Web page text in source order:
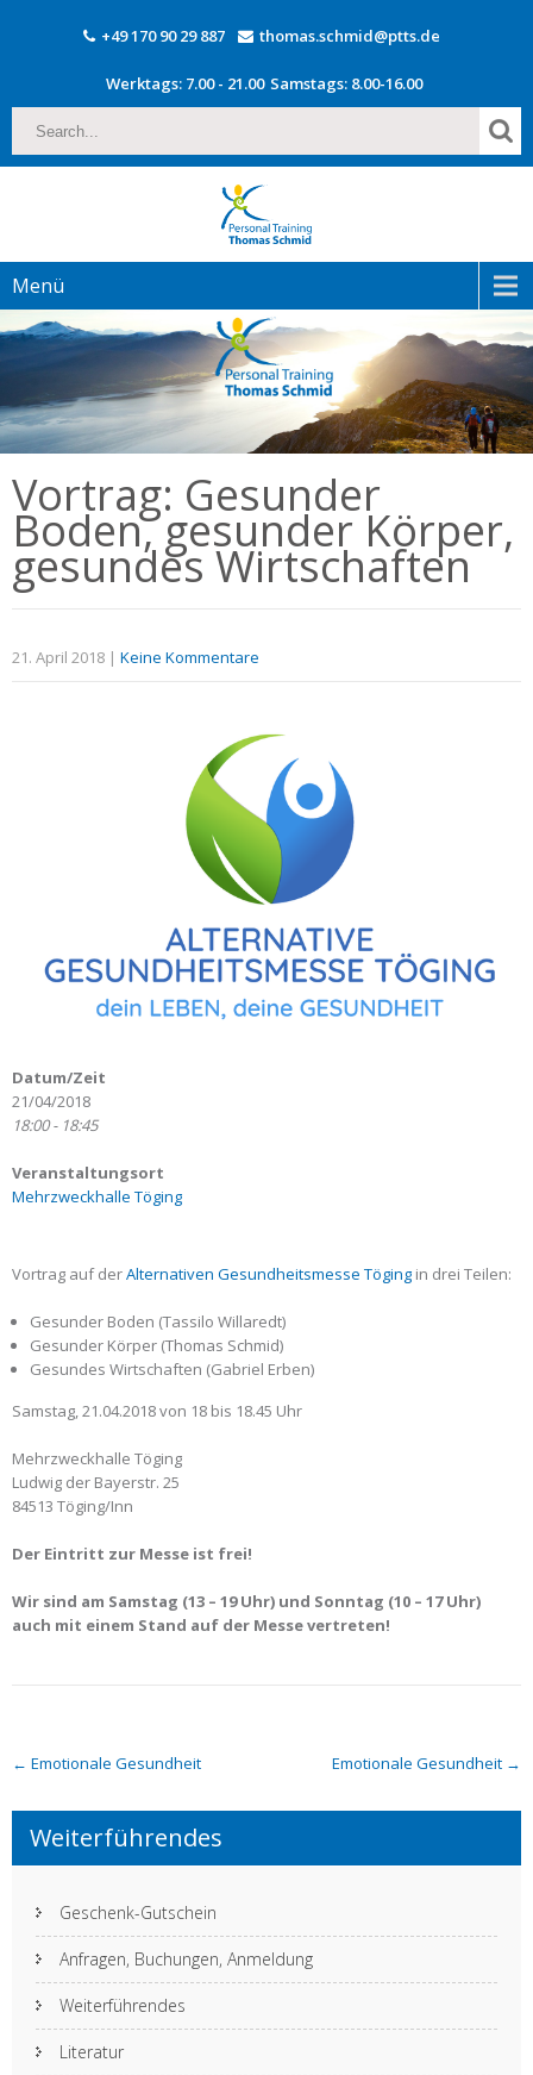
+49 170 90 29 887 thomas.schmid@ptts.de
Werktags: 7.00 - 21.00 Samstags: 8.00-16.00
Menü
Vortrag: Gesunder
Boden, gesunder Körper,
gesundes Wirtschaften
21. April 2018 | Keine Kommentare
Datum/Zeit
21/04/2018
18:00 - 18:45
Veranstaltungsort
Mehrzweckhalle Töging
Vortrag auf derAlternativen Gesundheitsmesse Töging in drei Teilen:
Gesunder Boden (Tassilo Willaredt)
Gesunder Körper (Thomas Schmid)
Gesundes Wirtschaften (Gabriel Erben)
Samstag, 21.04.2018 von 18 bis 18.45 Uhr
Mehrzweckhalle Töging
Ludwig der Bayerstr. 25
84513 Töging/Inn
Der Eintritt zur Messe ist frei!
Wir sind am Samstag (13 – 19 Uhr) und Sonntag (10 – 17 Uhr)
auch mit einem Stand auf der Messe vertreten!
Post
navigation
← Emotionale Gesundheit Emotionale Gesundheit →
Weiterführendes
Geschenk-Gutschein
Anfragen, Buchungen, Anmeldung
Weiterführendes
Literatur